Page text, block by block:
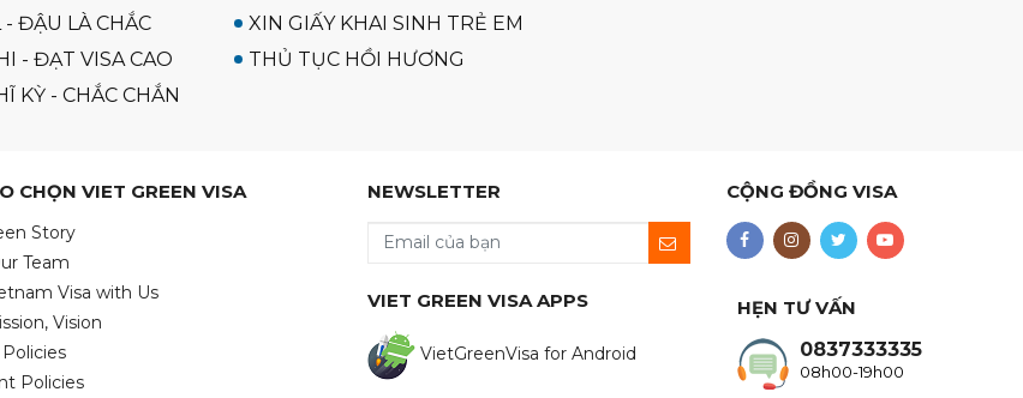
- ĐẬU LÀ CHẮC
- ĐẠT VISA CAO
KỲ - CHẮC CHẮN
XIN GIẤY KHAI SINH TRẺ EM
THỦ TỤC HỒI HƯƠNG
CHỌN VIET GREEN VISA
Story
Team
Visa with Us
Vision
Policies
NEWSLETTER
VIET GREEN VISA APPS
VietGreenVisa for Android
CỘNG ĐỒNG VISA
HẸN TƯ VẤN
0837333335
08h00-19h00